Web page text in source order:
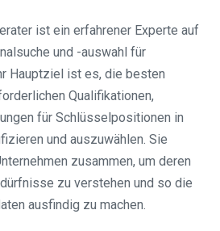
ist ein erfahrener Experte auf
und -auswahl für
Hauptziel ist es, die besten
Qualifikationen,
für Schlüsselpositionen in
und auszuwählen. Sie
zusammen, um deren
zu verstehen und so die
ausfindig zu machen.